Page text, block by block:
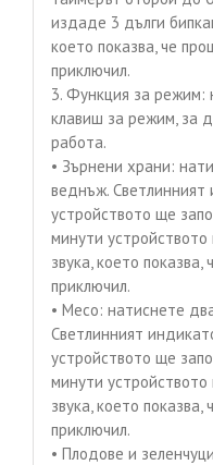
издаде 3 дълги
което показва, че
приключил.
3. Функция за режим:
клавиш за режим, за
работа.
• Зърнени храни:
веднъж.
устройството ще
минути
звука, което
приключил.
• Месо: натиснете
Светлинният
устройството ще
минути
звука, което
приключил.
• Плодове и